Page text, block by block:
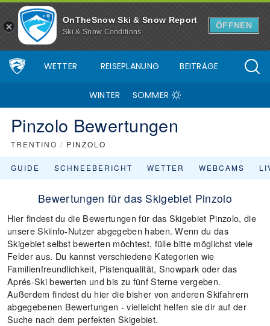
OnTheSnow Ski & Snow Report
Ski & Snow Conditions
ÖFFNEN
WETTER REISEPLANUNG BEITRÄGE
WINTER SOMMER
Pinzolo Bewertungen
TRENTINO / PINZOLO
GUIDE SCHNEEBERICHT WETTER WEBCAMS
Bewertungen für das Skigebiet Pinzolo
Hier findest du die Bewertungen für das Skigebiet Pinzolo, die
unsere Skiinfo-Nutzer abgegeben haben. Wenn du das
Skigebiet selbst bewerten möchtest, fülle bitte möglichst viele
Felder aus. Du kannst verschiedene Kategorien wie
Familienfreundlichkeit, Pistenqualität, Snowpark oder das
Aprés-Ski bewerten und bis zu fünf Sterne vergeben.
Außerdem findest du hier die bisher von anderen Skifahrern
abgegebenen Bewertungen - vielleicht helfen sie dir auf der
Suche nach dem perfekten Skigebiet.